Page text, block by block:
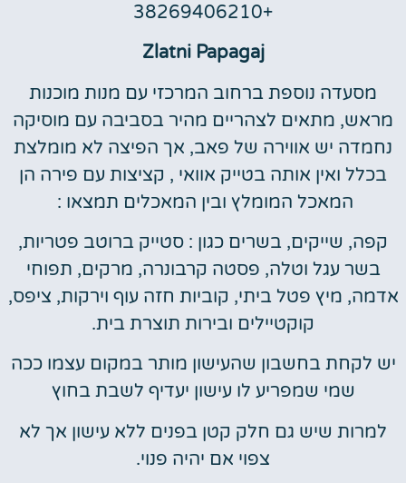
+38269406210
Zlatni Papagaj
מסעדה נוספת ברחוב המרכזי עם מנות מוכנות
מראש, מתאים לצהריים מהיר בסביבה עם מוסיקה
נחמדה יש אווירה של פאב, אך הפיצה לא מומלצת
בכלל ואין אותה בטייק אוואי , קציצות עם פירה הן
המאכל המומלץ ובין המאכלים תמצאו :
קפה, שייקים, בשרים כגון : סטייק ברוטב פטריות,
בשר עגל וטלה, פסטה קרבונרה, מרקים, תפוחי
אדמה, מיץ פטל ביתי, קוביות חזה עוף וירקות, ציפס,
קוקטיילים ובירות תוצרת בית.
יש לקחת בחשבון שהעישון מותר במקום עצמו ככה
שמי שמפריע לו עישון יעדיף לשבת בחוץ
למרות שיש גם חלק קטן בפנים ללא עישון אך לא
צפוי אם יהיה פנוי.